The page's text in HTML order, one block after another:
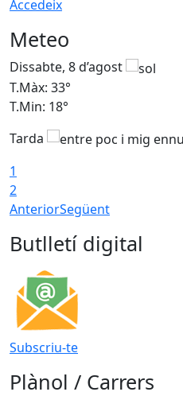
Accedeix
Meteo
Dissabte, 8 d’agost
T.Màx: 33°
T.Min: 18°
Tarda
1
2
AnteriorSegüent
Butlletí digital
Subscriu-te
Plànol / Carrers